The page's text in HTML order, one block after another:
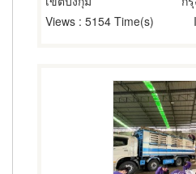
Views : 5154 Time(s)